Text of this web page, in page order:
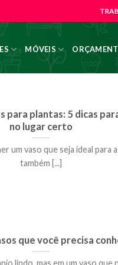
MÓVEIS
para plantas: 5 dicas
no lugar certo
um vaso que seja ideal para
também [...]
que você precisa
lindo, mas em um vaso que